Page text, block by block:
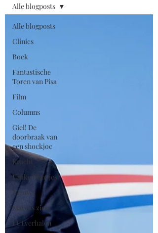
Alle blogposts
Clinics
Boek
Fantastische
Toren van Pisa
Film
Columns
Giel! De
doorbraak van
een shockjoc
Kracht
Leuke filmpjes
Nieuws
Marc is ziek
LULverhalen
Alle blogposts